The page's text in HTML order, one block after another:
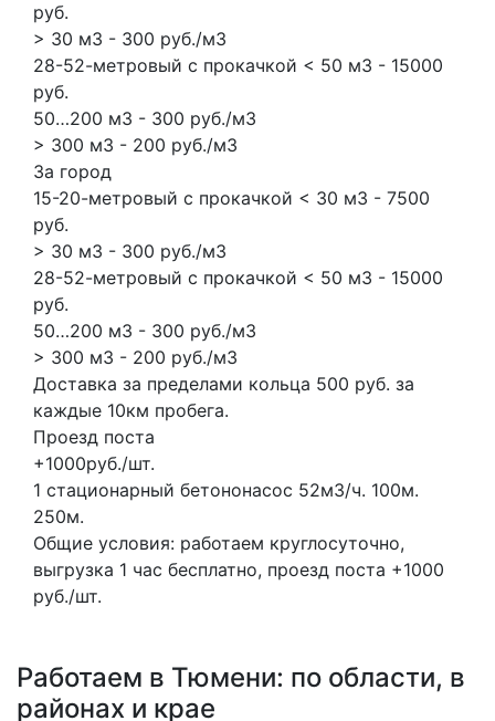
руб.
> 30 м3 - 300 руб./м3
28-52-метровый с прокачкой < 50 м3 - 15000
руб.
50…200 м3 - 300 руб./м3
> 300 м3 - 200 руб./м3
За город
15-20-метровый с прокачкой < 30 м3 - 7500
руб.
> 30 м3 - 300 руб./м3
28-52-метровый с прокачкой < 50 м3 - 15000
руб.
50…200 м3 - 300 руб./м3
> 300 м3 - 200 руб./м3
Доставка за пределами кольца 500 руб. за
каждые 10км пробега.
Проезд поста
+1000руб./шт.
1 стационарный бетононасос 52м3/ч. 100м.
250м.
Общие условия: работаем круглосуточно,
выгрузка 1 час бесплатно, проезд поста +1000
руб./шт.
Работаем в Тюмени: по области, в
районах и крае